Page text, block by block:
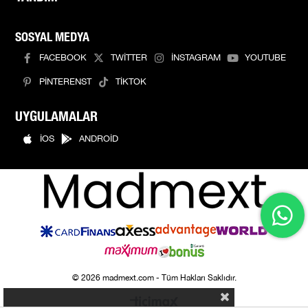
SOSYAL MEDYA
FACEBOOK TWİTTER İNSTAGRAM
YOUTUBE
PİNTERENST
TİKTOK
UYGULAMALAR
İOS ANDROİD
© 2026 madmext.com - Tüm Hakları Saklıdır.